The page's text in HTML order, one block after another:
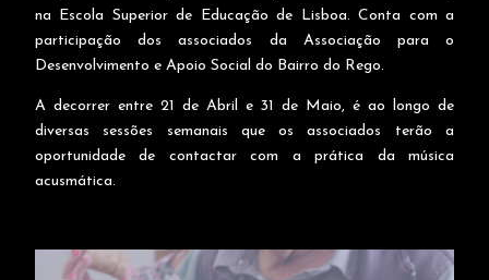
na Escola Superior de Educação de Lisboa. Conta com a
participação dos associados da Associação para o
Desenvolvimento e Apoio Social do Bairro do Rego.
A decorrer entre 21 de Abril e 31 de Maio, é ao longo de
diversas sessões semanais que os associados terão a
oportunidade de contactar com a prática da música
acusmática.